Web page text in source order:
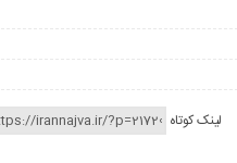
لینک کوتاه